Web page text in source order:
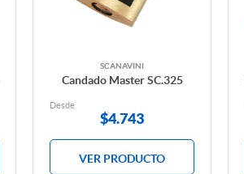
SCANAVINI
Candado Master SC.325
Desde
$4.743
VER PRODUCTO